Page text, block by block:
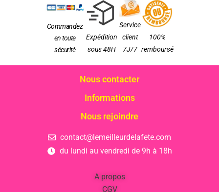
Commandez
en toute
sécurité
Expédition
sous 48H
Service
client
7J/7
100%
remboursé
Nous contacter
Informations
Nous rejoindre
contact@lemeilleurdelafete.com
du lundi au vendredi de 9h à 18h
A propos
CGV